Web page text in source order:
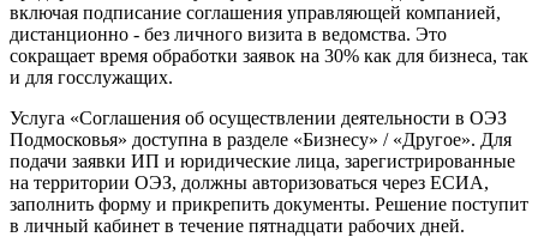
включая подписание соглашения управляющей компанией,
дистанционно - без личного визита в ведомства. Это
сокращает время обработки заявок на 30% как для бизнеса, так
и для госслужащих.
Услуга «Соглашения об осуществлении деятельности в ОЭЗ
Подмосковья» доступна в разделе «Бизнесу» / «Другое». Для
подачи заявки ИП и юридические лица, зарегистрированные
на территории ОЭЗ, должны авторизоваться через ЕСИА,
заполнить форму и прикрепить документы. Решение поступит
в личный кабинет в течение пятнадцати рабочих дней.